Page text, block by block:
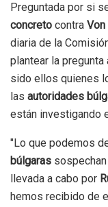
Preguntada por si
concreto contra
diaria de la
plantear la pregunta
sido ellos quienes
las autoridades
están investigando
"Lo que podemos
búlgaras
llevada a cabo por
hemos recibido de